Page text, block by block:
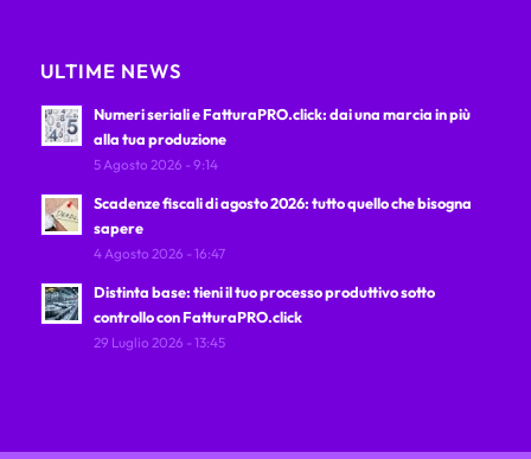
ULTIME NEWS
Numeri seriali e FatturaPRO.click: dai una marcia in più
alla tua produzione
5 Agosto 2026 - 9:14
Scadenze fiscali di agosto 2026: tutto quello che bisogna
sapere
4 Agosto 2026 - 16:47
Distinta base: tieni il tuo processo produttivo sotto
controllo con FatturaPRO.click
29 Luglio 2026 - 13:45